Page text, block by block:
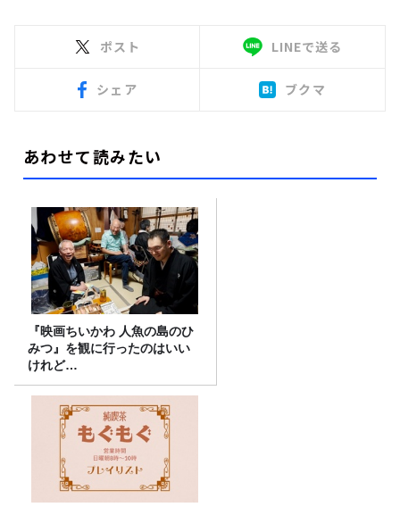
ポスト LINEで送る
シェア ブクマ
あわせて読みたい
『映画ちいかわ 人魚の島のひ
みつ』を観に行ったのはいい
けれど…